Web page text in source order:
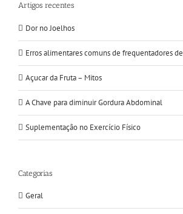
Artigos recentes
Dor no Joelhos
Erros alimentares comuns de frequentadores
Açucar da Fruta – Mitos
A Chave para diminuir Gordura Abdominal
Suplementação no Exercício Físico
Categorias
Geral